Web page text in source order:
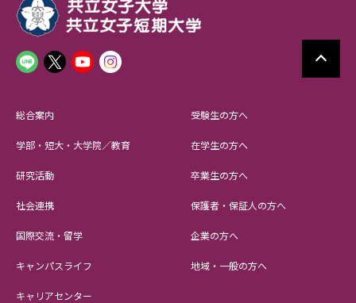
総合案内
学部・短大・大学院／教育
研究活動
社会連携
国際交流・留学
キャンパスライフ
キャリアセンター
受験生の方へ
在学生の方へ
卒業生の方へ
保護者・保証人の方へ
企業の方へ
地域・一般の方へ